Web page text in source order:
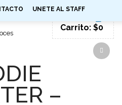
UNETE AL STAFFSIGN IN
Carrito: $0
–